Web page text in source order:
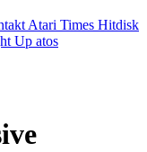
Atari Times Hitdisk
Up atos